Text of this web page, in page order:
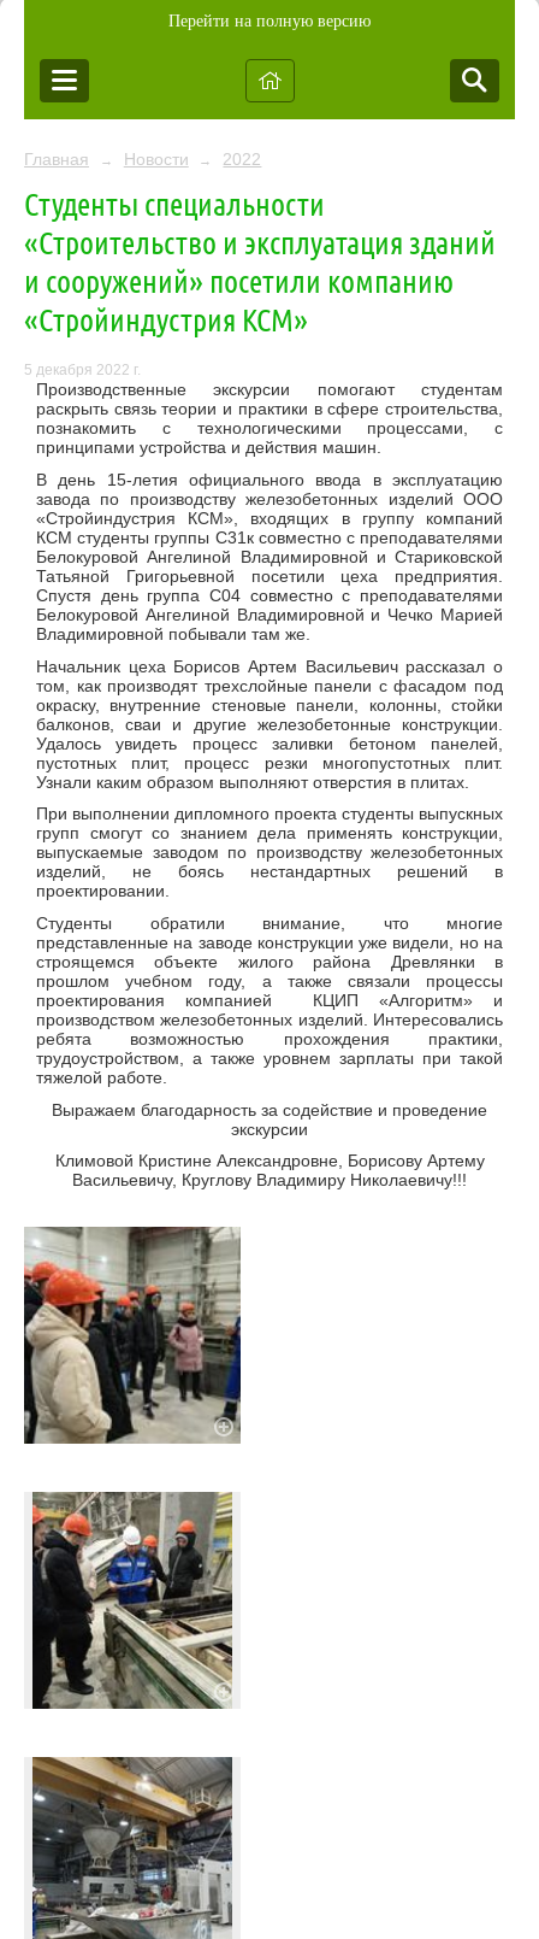
Перейти на полную версию
Главная → Новости → 2022
Студенты специальности
«Строительство и эксплуатация зданий
и сооружений» посетили компанию
«Стройиндустрия КСМ»
5 декабря 2022 г.
Производственные экскурсии помогают студентам
раскрыть связь теории и практики в сфере строительства,
познакомить с технологическими процессами, с
принципами устройства и действия машин.
В день 15-летия официального ввода в эксплуатацию
завода по производству железобетонных изделий ООО
«Стройиндустрия КСМ», входящих в группу компаний
КСМ студенты группы С31к совместно с преподавателями
Белокуровой Ангелиной Владимировной и Стариковской
Татьяной Григорьевной посетили цеха предприятия.
Спустя день группа С04 совместно с преподавателями
Белокуровой Ангелиной Владимировной и Чечко Марией
Владимировной побывали там же.
Начальник цеха Борисов Артем Васильевич рассказал о
том, как производят трехслойные панели с фасадом под
окраску, внутренние стеновые панели, колонны, стойки
балконов, сваи и другие железобетонные конструкции.
Удалось увидеть процесс заливки бетоном панелей,
пустотных плит, процесс резки многопустотных плит.
Узнали каким образом выполняют отверстия в плитах.
При выполнении дипломного проекта студенты выпускных
групп смогут со знанием дела применять конструкции,
выпускаемые заводом по производству железобетонных
изделий, не боясь нестандартных решений в
проектировании.
Студенты обратили внимание, что многие
представленные на заводе конструкции уже видели, но на
строящемся объекте жилого района Древлянки в
прошлом учебном году, а также связали процессы
проектирования компанией КЦИП «Алгоритм» и
производством железобетонных изделий. Интересовались
ребята возможностью прохождения практики,
трудоустройством, а также уровнем зарплаты при такой
тяжелой работе.
Выражаем благодарность за содействие и проведение
экскурсии
Климовой Кристине Александровне, Борисову Артему
Васильевичу, Круглову Владимиру Николаевичу!!!